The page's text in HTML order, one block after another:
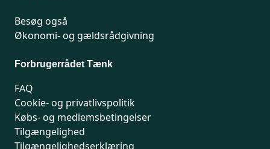
Besøg også
Økonomi- og gældsrådgivning
Forbrugerrådet Tænk
FAQ
Cookie- og privatlivspolitik
Købs- og medlemsbetingelser
Tilgængelighed
Tilgængelighedserklæring